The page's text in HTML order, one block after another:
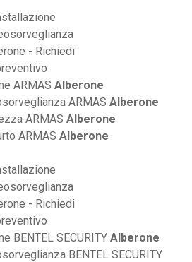
ARMAS Alberone
ARMAS Alberone
ARMAS Alberone
ARMAS Alberone
BENTEL SECURITY Alberone
BENTEL SECURITY